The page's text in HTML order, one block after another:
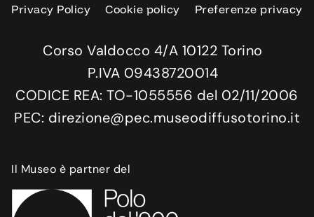
Privacy Policy Cookie policy Preferenze privacy
Corso Valdocco 4/A 10122 Torino
P.IVA 09438720014
CODICE REA: TO-1055556 del 02/11/2006
PEC: direzione@pec.museodiffusotorino.it
Il Museo è partner del